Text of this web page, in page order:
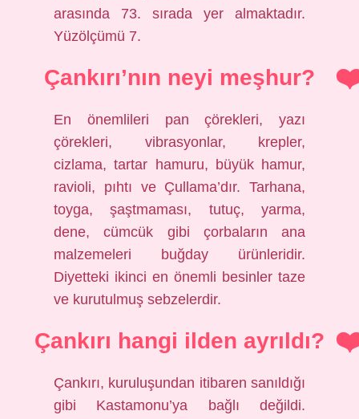
arasında 73. sırada yer almaktadır.
Yüzölçümü 7.
Çankırı’nın neyi meşhur?
En önemlileri pan çörekleri, yazı
çörekleri, vibrasyonlar, krepler,
cizlama, tartar hamuru, büyük hamur,
ravioli, pıhtı ve Çullama’dır. Tarhana,
toyga, şaştmaması, tutuç, yarma,
dene, cümcük gibi çorbaların ana
malzemeleri buğday ürünleridir.
Diyetteki ikinci en önemli besinler taze
ve kurutulmuş sebzelerdir.
Çankırı hangi ilden ayrıldı?
Çankırı, kuruluşundan itibaren sanıldığı
gibi Kastamonu’ya bağlı değildi.